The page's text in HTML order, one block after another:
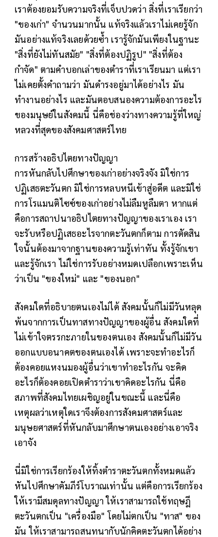
เราต้องยอมรับความจริงที่เจ็บปวดว่า สิ่งที่เราเรียกว่า
"ของเก่า" จำนวนมากนั้น แท้จริงแล้วเราไม่เคยรู้จัก
มันอย่างแท้จริงเลยด้วยซ้ำ เรารู้จักมันเพียงในฐานะ
"สิ่งที่ยังไม่ทันสมัย" "สิ่งที่ต้องปฏิรูป" "สิ่งที่ต้อง
กำจัด" ตามคำบอกเล่าของตำราที่เราเรียนมา แต่เรา
ไม่เคยตั้งคำถามว่า มันดำรงอยู่มาได้อย่างไร มัน
ทำงานอย่างไร และมันตอบสนองความต้องการอะไร
ของมนุษย์ในสังคมนี้ นี่คือช่องว่างทางความรู้ที่ใหญ่
หลวงที่สุดของสังคมศาสตร์ไทย
การสร้างอธิปไตยทางปัญญา
การหันกลับไปศึกษาของเก่าอย่างจริงจัง มิใช่การ
ปฏิเสธตะวันตก มิใช่การหลบหนีเข้าสู่อดีต และมิใช่
การโรแมนติไซซ์ของเก่าอย่างไม่ลืมหูลืมตา หากแต่
คือการสถาปนาอธิปไตยทางปัญญาของเราเอง เรา
จะรับหรือปฏิเสธอะไรจากตะวันตกก็ตาม การตัดสิน
ใจนั้นต้องมาจากฐานของความรู้เท่าทัน ทั้งรู้จักเขา
และรู้จักเรา ไม่ใช่การรับอย่างหมดเปลือกเพราะเห็น
ว่าเป็น "ของใหม่" และ "ของนอก"
สังคมใดที่อธิบายตนเองไม่ได้ สังคมนั้นก็ไม่มีวันหลุด
พ้นจากการเป็นทาสทางปัญญาของผู้อื่น สังคมใดที่
ไม่เข้าใจตรรกะภายในของตนเอง สังคมนั้นก็ไม่มีวัน
ออกแบบอนาคตของตนเองได้ เพราะจะทำอะไรก็
ต้องคอยแหงนมองผู้อื่นว่าเขาทำอะไรกัน จะคิด
อะไรก็ต้องคอยเปิดตำราว่าเขาคิดอะไรกัน นี่คือ
สภาพที่สังคมไทยเผชิญอยู่ในขณะนี้ และนี่คือ
เหตุผลว่าเหตุใดเราจึงต้องการสังคมศาสตร์และ
มนุษยศาสตร์ที่หันกลับมาศึกษาตนเองอย่างเอาจริง
เอาจัง
นี่มิใช่การเรียกร้องให้ทิ้งตำราตะวันตกทั้งหมดแล้ว
หันไปศึกษาคัมภีร์โบราณเท่านั้น แต่คือการเรียกร้อง
ให้เรามีสมดุลทางปัญญา ให้เราสามารถใช้ทฤษฎี
ตะวันตกเป็น "เครื่องมือ" โดยไม่ตกเป็น "ทาส" ของ
มัน ให้เราสามารถสนทนากับนักคิดตะวันตกได้อย่าง